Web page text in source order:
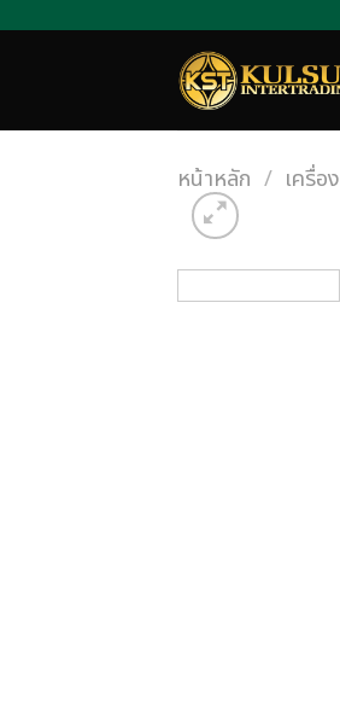
หน้าหลัก / เครื่อ